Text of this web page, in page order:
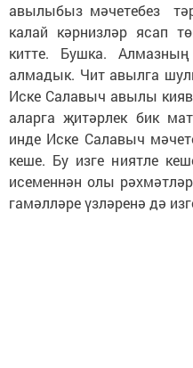
авылыбыз мәчетебез
калай кәрнизләр ясап
китте. Бушка.
алмадык. Чит авылга
Иске Салавыч авылы
аларга җитәрлек бик
инде Иске Салавыч
кеше. Бу изге ниятле
исеменнән олы
гамәлләре үзләренә дә